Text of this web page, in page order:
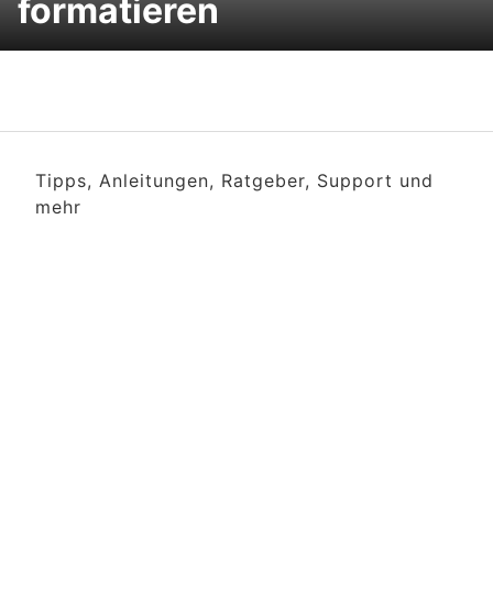
formatieren
Tipps, Anleitungen, Ratgeber, Support und
mehr